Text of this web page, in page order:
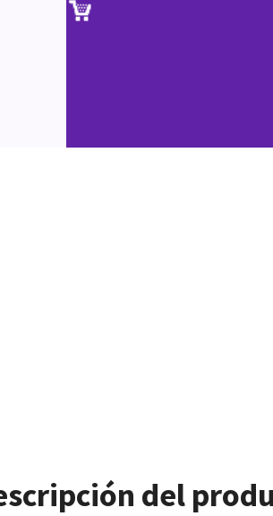
del